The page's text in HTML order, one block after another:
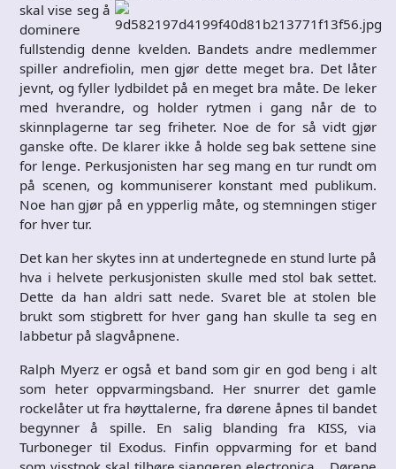
skal vise seg å
dominere
fullstendig denne kvelden. Bandets andre medlemmer
spiller andrefiolin, men gjør dette meget bra. Det låter
jevnt, og fyller lydbildet på en meget bra måte. De leker
med hverandre, og holder rytmen i gang når de to
skinnplagerne tar seg friheter. Noe de for så vidt gjør
ganske ofte. De klarer ikke å holde seg bak settene sine
for lenge. Perkusjonisten har seg mang en tur rundt om
på scenen, og kommuniserer konstant med publikum.
Noe han gjør på en ypperlig måte, og stemningen stiger
for hver tur.
Det kan her skytes inn at undertegnede en stund lurte på
hva i helvete perkusjonisten skulle med stol bak settet.
Dette da han aldri satt nede. Svaret ble at stolen ble
brukt som stigbrett for hver gang han skulle ta seg en
labbetur på slagvåpnene.
Ralph Myerz er også et band som gir en god beng i alt
som heter oppvarmingsband. Her snurrer det gamle
rockelåter ut fra høyttalerne, fra dørene åpnes til bandet
begynner å spille. En salig blanding fra KISS, via
Turboneger til Exodus. Finfin oppvarming for et band